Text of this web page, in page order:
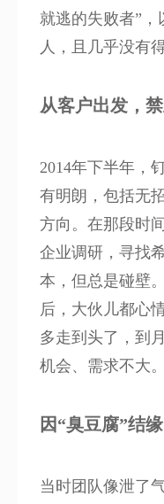
就逃的失败者”
人，且几乎没有
从客户出发，
2014年下半年，
有明朗，包括无
方向。在那段时
企业调研，寻找
本，但总是碰壁
后，大伙儿都心
多走到头了，到
机会、需求不大。
因“臭豆腐”结缘
当时团队像泄了